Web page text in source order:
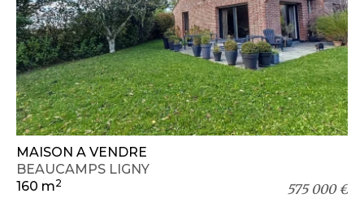
MAISON A VENDRE
BEAUCAMPS LIGNY
160 m2
575 000 €